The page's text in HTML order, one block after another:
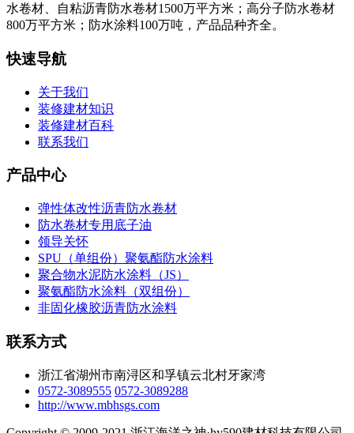
水卷材、自粘沥青防水卷材1500万平方米；高分子防水卷材
800万平方米；防水涂料100万吨，产品品种齐全。
快速导航
关于我们
装修建材知识
装修建材百科
联系我们
产品中心
弹性体改性沥青防水卷材
防水卷材专用底子油
领导关怀
SPU（单组份）聚氨酯防水涂料
聚合物水泥防水涂料（JS）
聚氨酯防水涂料（双组份）
非固化橡胶沥青防水涂料
联系方式
浙江省湖州市南浔区和孚镇云北村牙家湾
0572-3089555 0572-3089288
http://www.mbhsgs.com